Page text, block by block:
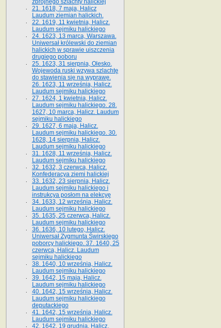
zbrojnego szlachty halickiej
21. 1618, 7 maja, Halicz
Laudum ziemian halickich.
22. 1619, 11 kwietnia, Halicz.
Laudum sejmiku halickiego
24. 1623, 13 marca, Warszawa.
Uniwersał królewski do ziemian
halickich w sprawie uiszczenia
drugiego poboru
25. 1623, 31 sierpnia, Olesko.
Wojewoda ruski wzywa szlachtę
do stawienia się na wyprawę.
26. 1623, 11 września, Halicz.
Laudum sejmiku halickiego
27. 1624, 1 kwietnia, Halicz.
Laudum sejmiku halickiego. 28.
1627, 10 marca, Halicz. Laudum
sejmiku halickiego
29. 1627, 6 maja, Halicz.
Laudum sejmiku halickiego. 30.
1628, 14 sierpnia, Halicz.
Laudum sejmiku halickiego
31. 1628, 11 września, Halicz.
Laudum sejmiku halickiego
32. 1632, 3 czerwca, Halicz.
Konfederacya ziemi halickiej
33. 1632, 23 sierpnia, Halicz.
Laudum sejmiku halickiego i
instrukcya posłom na elekcyę
34. 1633, 12 września, Halicz.
Laudum sejmiku halickiego
35. 1635, 25 czerwca, Halicz.
Laudum sejmiku halickiego
36. 1636, 10 lutego, Halicz.
Uniwersał Zygmunta Świrskiego
poborcy halickiego. 37. 1640, 25
czerwca, Halicz. Laudum
sejmiku halickiego
38. 1640, 10 września, Halicz.
Laudum sejmiku halickiego
39. 1642, 15 maja, Halicz.
Laudum sejmiku halickiego
40. 1642, 15 września, Halicz.
Laudum sejmiku halickiego
deputackiego
41. 1642, 15 września, Halicz.
Laudum sejmiku halickiego
42. 1642, 19 grudnia, Halicz.